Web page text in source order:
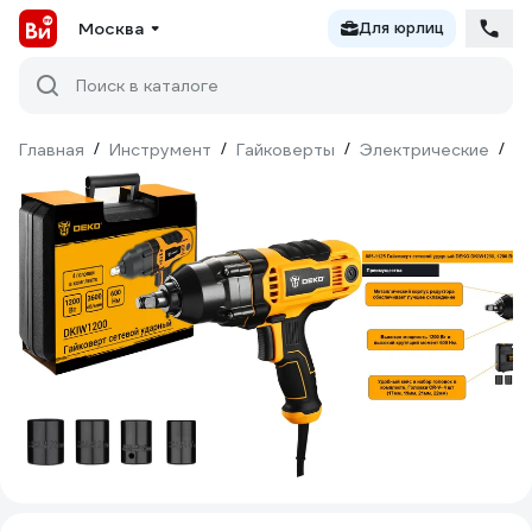
Москва Для юрлиц
Поиск в каталоге
Главная / Инструмент / Гайковерты / Электрические /